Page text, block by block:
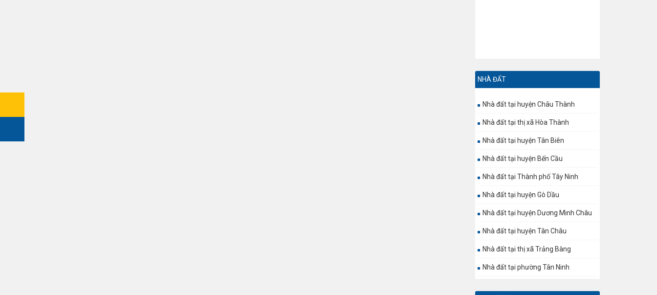
NHÀ ĐẤT
Nhà đất tại huyện Châu Thành
Nhà đất tại thị xã Hòa Thành
Nhà đất tại huyện Tân Biên
Nhà đất tại huyện Bến Cầu
Nhà đất tại Thành phố Tây Ninh
Nhà đất tại huyện Gò Dầu
Nhà đất tại huyện Dương Minh Châu
Nhà đất tại huyện Tân Châu
Nhà đất tại thị xã Trảng Bàng
Nhà đất tại phường Tân Ninh